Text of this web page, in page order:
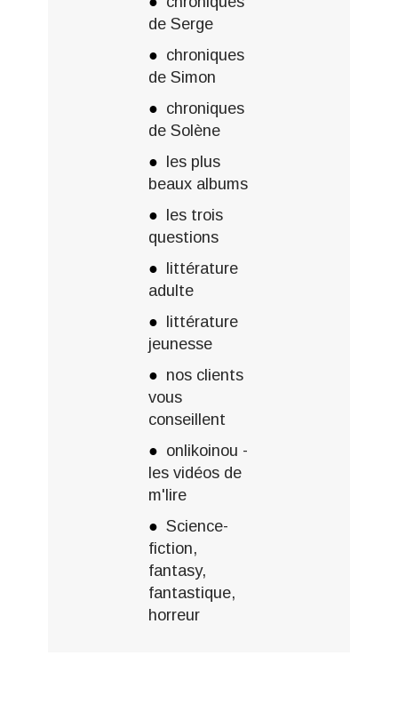
de Serge
chroniques
de Simon
chroniques
de Solène
les plus
beaux albums
les trois
questions
littérature
adulte
littérature
jeunesse
nos clients
vous
conseillent
onlikoinou -
les vidéos de
m'lire
Science-
fiction,
fantasy,
fantastique,
horreur